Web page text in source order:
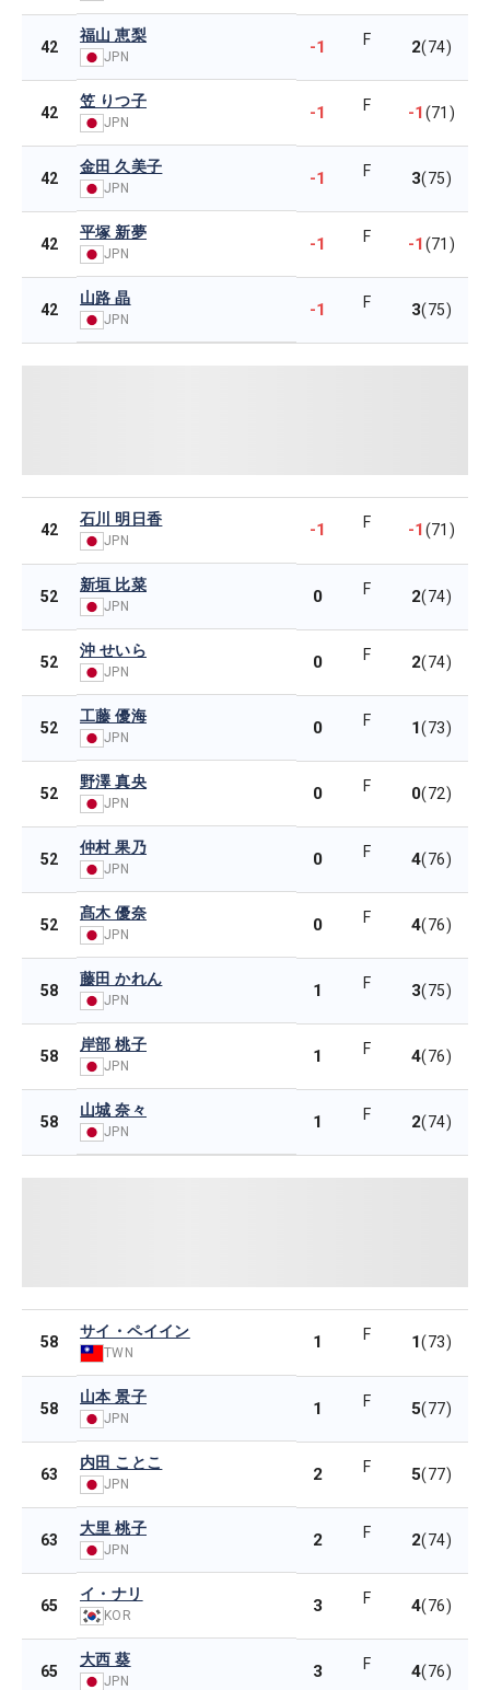
42
福山 恵梨
JPN -1 F 2(74)
42
笠 りつ子
JPN -1 F -1(71)
42
金田 久美子
JPN -1 F 3(75)
42
平塚 新夢
JPN -1 F -1(71)
42
山路 晶
JPN -1 F 3(75)
42
石川 明日香
JPN
-1 F -1(71)
52
新垣 比菜
JPN 0 F 2(74)
52
沖 せいら
JPN 0 F 2(74)
52
工藤 優海
JPN 0 F 1(73)
52
野澤 真央
JPN 0 F 0(72)
52
仲村 果乃
JPN 0 F 4(76)
52
髙木 優奈
JPN 0 F 4(76)
58
藤田 かれん
JPN 1 F 3(75)
58
岸部 桃子
JPN 1 F 4(76)
58
山城 奈々
JPN 1 F 2(74)
58
サイ・ペイイン
TWN
1 F 1(73)
58
山本 景子
JPN 1 F 5(77)
63
内田 ことこ
JPN 2 F 5(77)
63
大里 桃子
JPN 2 F 2(74)
65
イ・ナリ
KOR 3 F 4(76)
65
大西 葵
JPN 3 F 4(76)